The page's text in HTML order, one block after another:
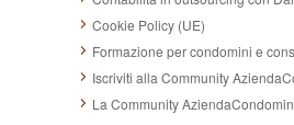
Cookie Policy (UE)
Formazione per condomini e
Iscriviti alla Community
La Community